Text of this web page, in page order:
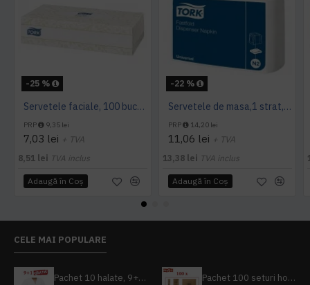
-25 %
Servetele faciale, 100 bucati / pachet, Tork
PRP 9,35 lei
7,03 lei + TVA
8,51 lei TVA inclus
Adaugă în Coş
-22 %
Servetele de masa,1 strat, Tork, 300 buc/pachet
PRP 14,20 lei
11,06 lei + TVA
13,38 lei TVA inclus
Adaugă în Coş
CELE MAI POPULARE
Pachet 10 halate, 9+1 gratuit Pachet 100 seturi hoteliere, set dentar, set barbierit, casca de dus, pila unghii, set cusut